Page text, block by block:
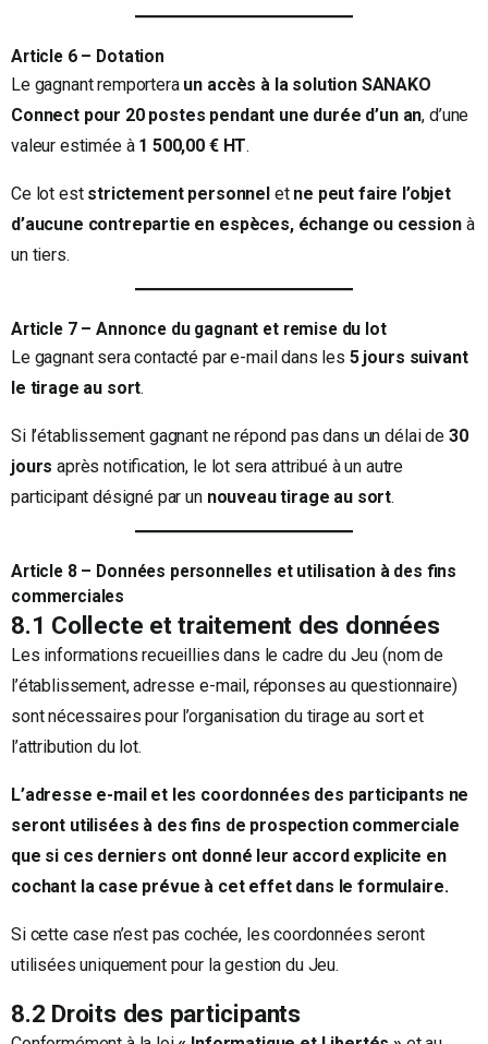
Article 6 – Dotation
Le gagnant remportera un accès à la solution SANAKO
Connect pour 20 postes pendant une durée d’un an, d’une
valeur estimée à 1 500,00 € HT.
Ce lot est strictement personnel et ne peut faire l’objet
d’aucune contrepartie en espèces, échange ou cessionà
un tiers.
Article 7 – Annonce du gagnant et remise du lot
Le gagnant sera contacté par e-mail dans les 5 jours suivant
le tirage au sort.
Si l’établissement gagnant ne répond pas dans un délai de 30
jours après notification, le lot sera attribué à un autre
participant désigné par un nouveau tirage au sort.
Article 8 – Données personnelles et utilisation à des fins
commerciales
8.1 Collecte et traitement des données
Les informations recueillies dans le cadre du Jeu (nom de
l’établissement, adresse e-mail, réponses au questionnaire)
sont nécessaires pour l’organisation du tirage au sort et
l’attribution du lot.
L’adresse e-mail et les coordonnées des participants ne
seront utilisées à des fins de prospection commerciale
que si ces derniers ont donné leur accord explicite en
cochant la case prévue à cet effet dans le formulaire.
Si cette case n’est pas cochée, les coordonnées seront
utilisées uniquement pour la gestion du Jeu.
8.2 Droits des participants